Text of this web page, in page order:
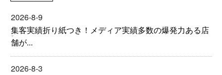
2026-8-9
集客実績折り紙つき！メディア実績多数の爆発力ある店
舗が...
2026-8-3